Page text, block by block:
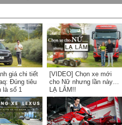
giá chi tiết
Đúng tiêu
là số 1
[VIDEO] Chọn xe mới
cho Nữ nhưng lần này…
LẠ LẮM!!